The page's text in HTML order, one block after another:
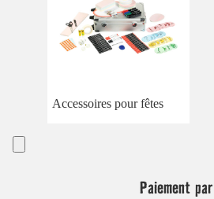
Accessoires pour fêtes
Paiement par